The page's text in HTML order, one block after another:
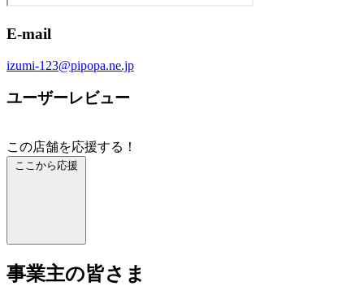
E-mail
izumi-123@pipopa.ne.jp
ユーザーレビュー
この店舗を応援する！
ここから応援
事業主の皆さま